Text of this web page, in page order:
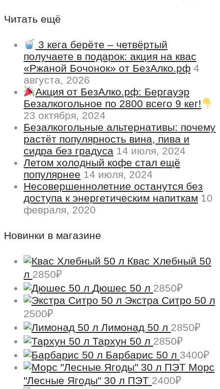
Читать ещё
3 кега берёте – четвёртый
получаете в подарок: акция на квас
«Ржаной Бочонок» от БезАлко.рф 4
августа, 2026
Акция от БезАлко.рф: Бергауэр
Безалкогольное по 2800 всего 9 кег!
23 октября, 2024
Безалкогольные альтернативы: почему
растёт популярность вина, пива и
сидра без градуса 14 июля, 2024
Летом холодный кофе стал ещё
популярнее 14 июля, 2024
Несовершеннолетние останутся без
доступа к энергетическим напиткам 10
февраля, 2020
Новинки в магазине
Квас Хлебный 50
л 2850₽
Дюшес 50 л 2850₽
Экстра Ситро 50 л
2500₽
Лимонад 50 л 2850₽
Тархун 50 л 2850₽
Барбарис 50 л 3400₽
Морс
"Лесные Ягоды" 30 л ПЭТ 2400₽